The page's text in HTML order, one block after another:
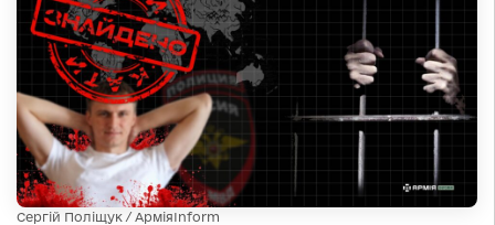
Сергій Поліщук / АрміяInform